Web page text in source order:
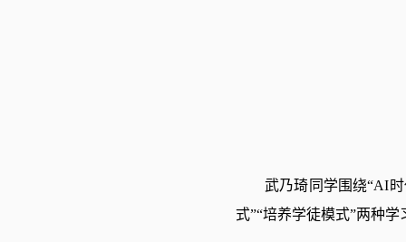
武乃琦同学围绕“AI
式”“培养学徒模式”两种